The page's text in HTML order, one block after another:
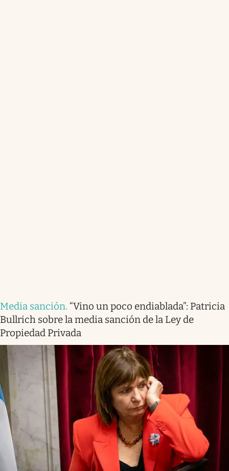
Media sanción. “Vino un poco endiablada”: Patricia
Bullrich sobre la media sanción de la Ley de
Propiedad Privada